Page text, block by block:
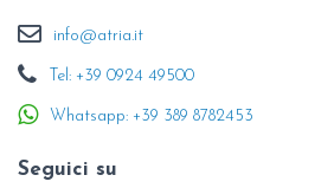
info@atria.it
Tel: +39 0924 49500
Whatsapp: +39 389 8782453
Seguici su